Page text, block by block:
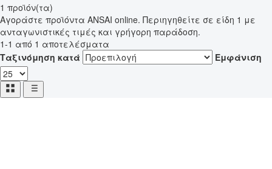
1 προϊόν(τα)
Αγοράστε προϊόντα ANSAI online. Περιηγηθείτε σε είδη 1 με
ανταγωνιστικές τιμές και γρήγορη παράδοση.
1-1 από 1 αποτελέσματα
Ταξινόμηση κατά
Εμφάνιση